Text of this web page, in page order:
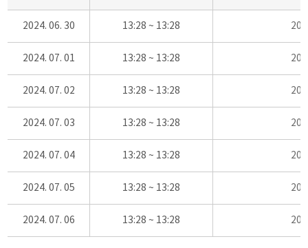
2024. 06. 30 13:28 ~ 13:28
2024. 07. 01 13:28 ~ 13:28
2024. 07. 02 13:28 ~ 13:28
2024. 07. 03 13:28 ~ 13:28
2024. 07. 04 13:28 ~ 13:28
2024. 07. 05 13:28 ~ 13:28
2024. 07. 06 13:28 ~ 13:28